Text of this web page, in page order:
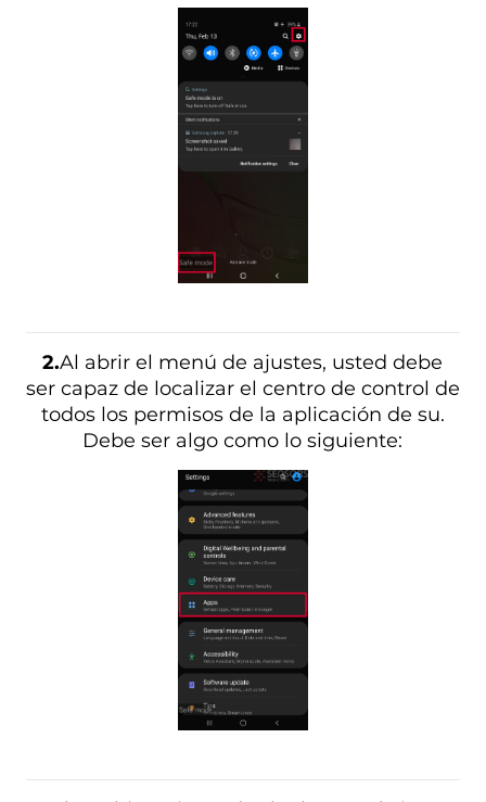
2.Al abrir el menú de ajustes, usted debe
ser capaz de localizar el centro de control de
todos los permisos de la aplicación de su.
Debe ser algo como lo siguiente: